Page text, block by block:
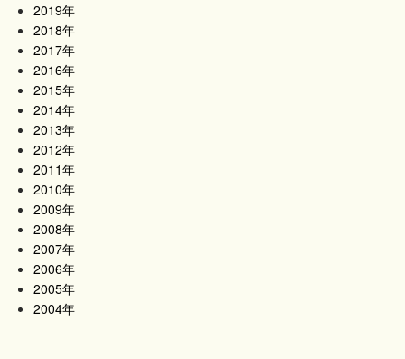
2019年
2018年
2017年
2016年
2015年
2014年
2013年
2012年
2011年
2010年
2009年
2008年
2007年
2006年
2005年
2004年